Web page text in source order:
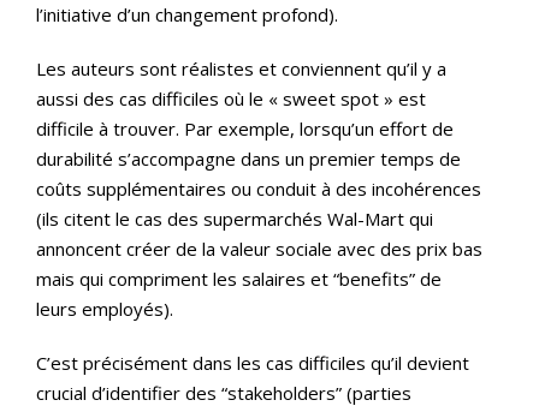
l’initiative d’un changement profond).
Les auteurs sont réalistes et conviennent qu’il y a
aussi des cas difficiles où le « sweet spot » est
difficile à trouver. Par exemple, lorsqu’un effort de
durabilité s’accompagne dans un premier temps de
coûts supplémentaires ou conduit à des incohérences
(ils citent le cas des supermarchés Wal-Mart qui
annoncent créer de la valeur sociale avec des prix bas
mais qui compriment les salaires et “benefits” de
leurs employés).
C’est précisément dans les cas difficiles qu’il devient
crucial d’identifier des “stakeholders” (parties